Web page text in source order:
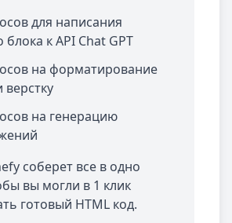
для написания
блока к API Chat GPT
на форматирование
верстку
на генерацию
соберет все в одно
вы могли в 1 клик
готовый HTML код.